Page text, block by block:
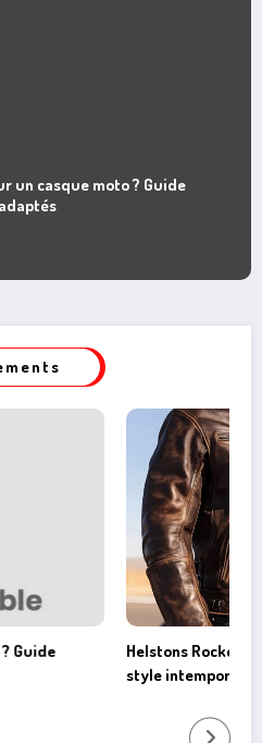
: Comment la transmission
Notre verdict sur ce blouson en